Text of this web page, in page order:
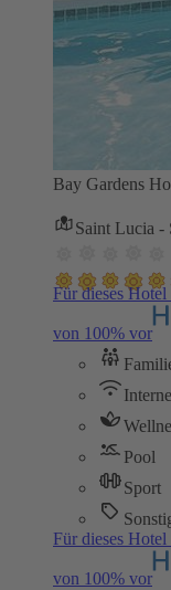
Bay Gardens
Saint Lucia -
Für dieses
von 100% vor
Pool
Sport
Für dieses
von 100% vor